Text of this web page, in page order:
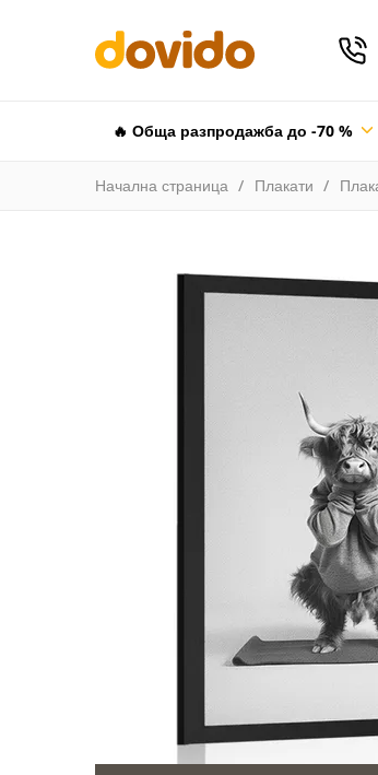
🔥 Обща разпродажба до -70 %
Начална страница Плакати